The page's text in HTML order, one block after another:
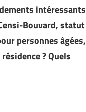
intéressants
Bouvard, statut
personnes âgées,
? Quels